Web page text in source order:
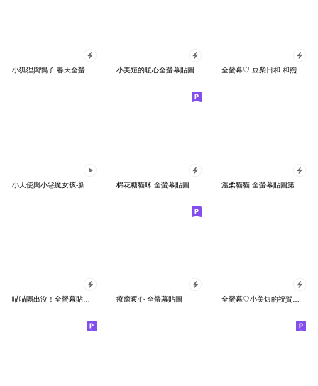
小狐狸與鴨子 春天全螢幕貼圖 小美短的暖心全螢幕貼圖 全螢幕♡ 豆柴日和 和煦春天
棉花糖貓咪 全螢幕貼圖 溫柔貓貓 全螢幕貼圖第六彈 冬季新年
療癒暖心 全螢幕貼圖 全螢幕♡小美短的祝賀卡片